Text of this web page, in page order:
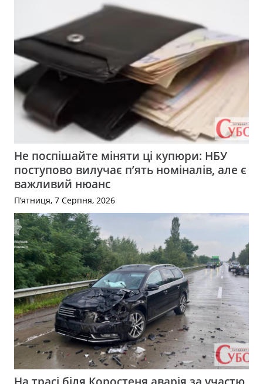
Не поспішайте міняти ці купюри: НБУ
поступово вилучає п’ять номіналів, але є
важливий нюанс
П’ятниця, 7 Серпня, 2026